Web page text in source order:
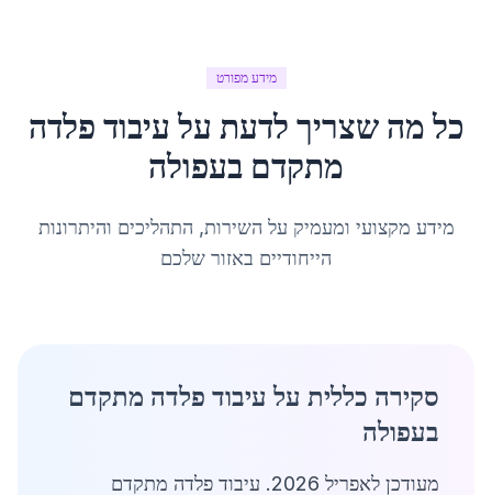
מידע מפורט
כל מה שצריך לדעת עלעיבוד פלדה
מתקדם בעפולה
מידע מקצועי ומעמיק על השירות, התהליכים והיתרונות
הייחודיים באזור שלכם
סקירה כללית על עיבוד פלדה מתקדם
בעפולה
מעודכן לאפריל 2026. עיבוד פלדה מתקדם